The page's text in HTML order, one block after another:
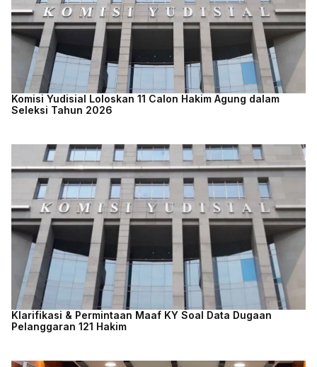
Komisi Yudisial Loloskan 11 Calon Hakim Agung dalam
Seleksi Tahun 2026
Klarifikasi & Permintaan Maaf KY Soal Data Dugaan
Pelanggaran 121 Hakim